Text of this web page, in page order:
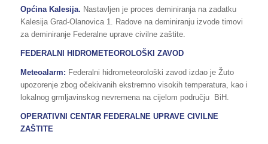
Općina Kalesija. Nastavljen je proces deminiranja na zadatku
Kalesija Grad-Olanovica 1. Radove na deminiranju izvode timovi
za deminiranje Federalne uprave civilne zaštite.
FEDERALNI HIDROMETEOROLOŠKI ZAVOD
Meteoalarm: Federalni hidrometeorološki zavod izdao je Žuto
upozorenje zbog očekivanih ekstremno visokih temperatura, kao i
lokalnog grmljavinskog nevremena na cijelom području BiH.
OPERATIVNI CENTAR FEDERALNE UPRAVE CIVILNE
ZAŠTITE